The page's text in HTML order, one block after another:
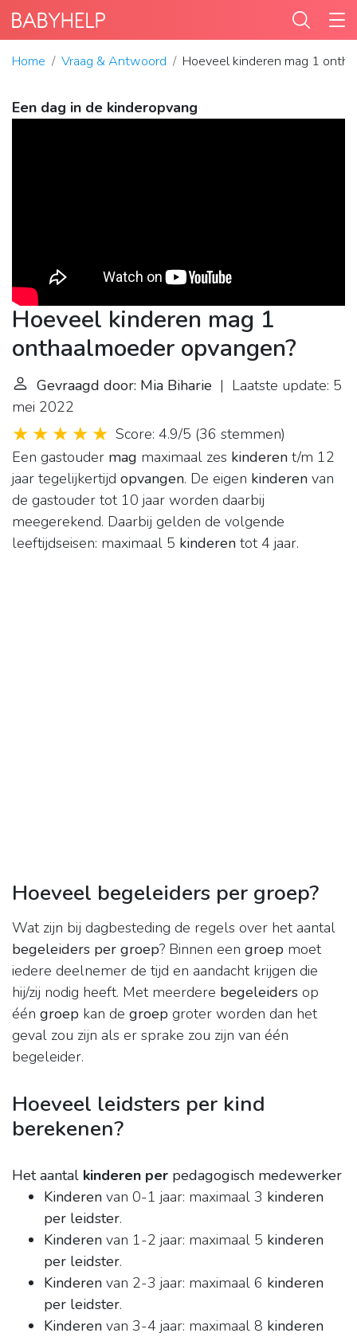
Home Vraag & Antwoord Hoeveel kinderen mag 1
Een dag in de kinderopvang
Hoeveel kinderen mag 1
onthaalmoeder opvangen?
Gevraagd door: Mia Biharie | Laatste update: 5
mei 2022
Score: 4.9/5 (36 stemmen)
Een gastouder mag maximaal zes kinderen t/m 12
jaar tegelijkertijd opvangen. De eigen kinderen van
de gastouder tot 10 jaar worden daarbij
meegerekend. Daarbij gelden de volgende
leeftijdseisen: maximaal 5 kinderen tot 4 jaar.
Hoeveel begeleiders per groep?
Wat zijn bij dagbesteding de regels over het aantal
begeleiders per groep? Binnen een groep moet
iedere deelnemer de tijd en aandacht krijgen die
hij/zij nodig heeft. Met meerdere begeleiders op
één groep kan de groep groter worden dan het
geval zou zijn als er sprake zou zijn van één
begeleider.
Hoeveel leidsters per kind
berekenen?
Het aantal kinderen per pedagogisch medewerker
Kinderen van 0-1 jaar: maximaal 3 kinderen
per leidster.
Kinderen van 1-2 jaar: maximaal 5 kinderen
per leidster.
Kinderen van 2-3 jaar: maximaal 6 kinderen
per leidster.
Kinderen van 3-4 jaar: maximaal 8 kinderen